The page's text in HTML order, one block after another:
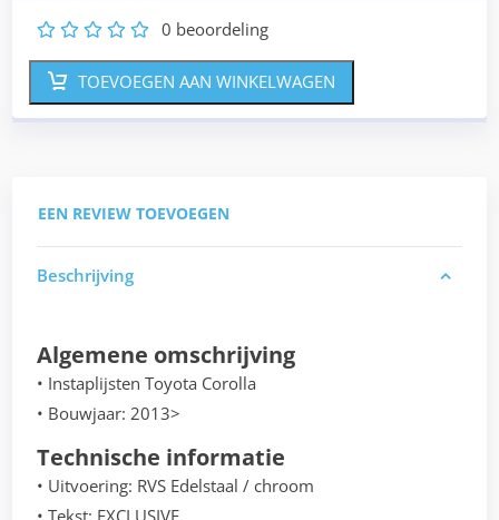
5
4
3
2 0 beoordeling
TOEVOEGEN AAN WINKELWAGEN
EEN REVIEW TOEVOEGEN
Beschrijving
Algemene omschrijving
• Instaplijsten Toyota Corolla
• Bouwjaar: 2013>
Technische informatie
• Uitvoering: RVS Edelstaal / chroom